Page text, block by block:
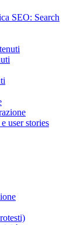
SEO: Search
user stories